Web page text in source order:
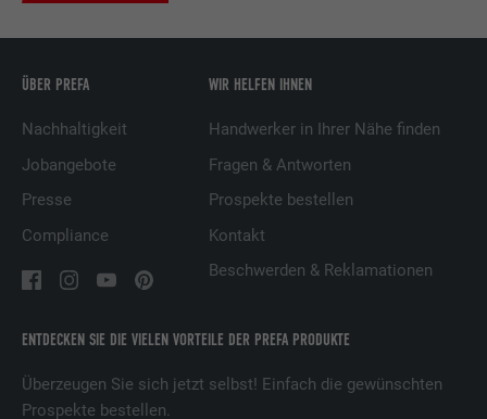
ENTDECKEN SIE DIE VIELEN VORTEILE DER PREFA PRODUKTE
Überzeugen Sie sich jetzt selbst! Einfach die gewünschten
Prospekte bestellen.
ÜBER PREFA
Nachhaltigkeit
Jobangebote
Presse
Compliance
WIR HELFEN IHNEN
Handwerker in Ihrer Nähe finden
Fragen & Antworten
Prospekte bestellen
Kontakt
Beschwerden & Reklamationen
Name UserMatchHistory
Anbieter
Laufzeit
Zweck
mehreren Webseiten zu verfolgen, um
relevante Werbung basierend auf den
präsentieren.
Anbieter LinkedIn